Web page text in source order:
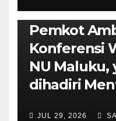
POLITIK & PEMERINTAHAN
Pemkot
Konferensi
NU Maluku,
dihadiri
JUL 29, 2026